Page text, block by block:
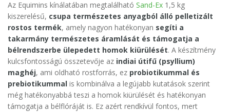
Az Equimins kínálatában megtalálható Sand-Ex 1,5 kg
kiszerelésű, csupa természetes anyagból álló pelletizált
rostos termék, amely nagyon hatékonyan segíti a
takarmány természetes áramlását és támogatja a
bélrendszerbe ülepedett homok kiürülését. A készítmény
kulcsfontosságú összetevője az indiai útifű (psyllium)
maghéj, ami oldható rostforrás, ez probiotikummal és
prebiotikummal is kombinálva a legújabb kutatások szerint
még hatékonyabbá teszi a homok kiürülését és hatékonyan
támogatja a bélflóráját is. Ez azért rendkívül fontos, mert